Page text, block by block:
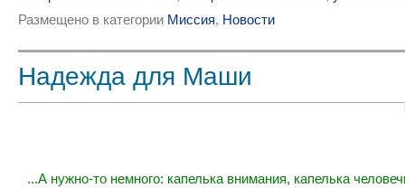
Размещено в категории Миссия, Новости
Надежда для Маши
...А нужно-то немного: капелька внимания, капелька